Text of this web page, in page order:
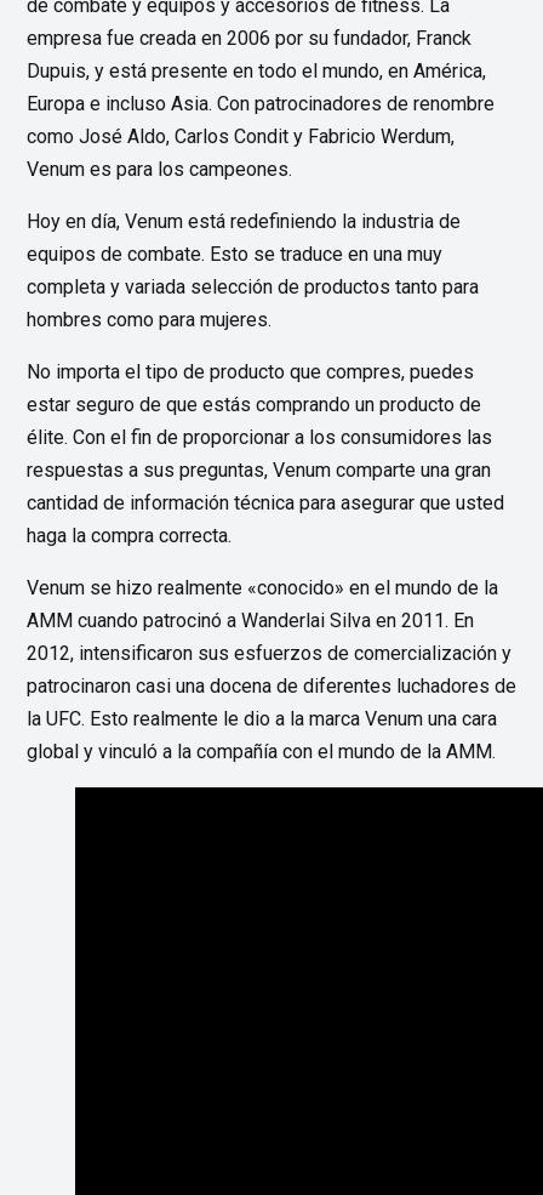
de combate y equipos y accesorios de fitness. La
empresa fue creada en 2006 por su fundador, Franck
Dupuis, y está presente en todo el mundo, en América,
Europa e incluso Asia. Con patrocinadores de renombre
como José Aldo, Carlos Condit y Fabricio Werdum,
Venum es para los campeones.
Hoy en día, Venum está redefiniendo la industria de
equipos de combate. Esto se traduce en una muy
completa y variada selección de productos tanto para
hombres como para mujeres.
No importa el tipo de producto que compres, puedes
estar seguro de que estás comprando un producto de
élite. Con el fin de proporcionar a los consumidores las
respuestas a sus preguntas, Venum comparte una gran
cantidad de información técnica para asegurar que usted
haga la compra correcta.
Venum se hizo realmente «conocido» en el mundo de la
AMM cuando patrocinó a Wanderlai Silva en 2011. En
2012, intensificaron sus esfuerzos de comercialización y
patrocinaron casi una docena de diferentes luchadores de
la UFC. Esto realmente le dio a la marca Venum una cara
global y vinculó a la compañía con el mundo de la AMM.